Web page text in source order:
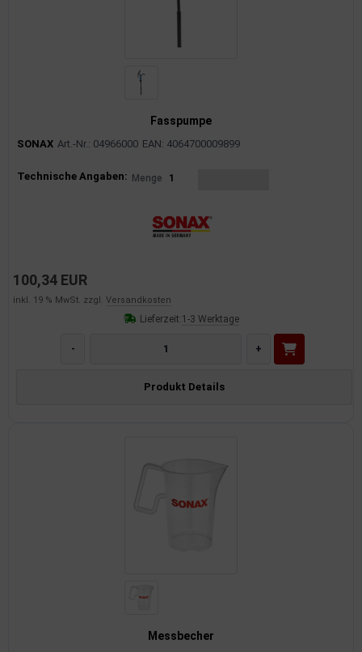
Fasspumpe
SONAX Art.-Nr.: 04966000 EAN: 4064700009899
Produktinformationen
Technische Angaben: Menge 1
100,34 EUR
inkl. 19 % MwSt. zzgl. Versandkosten
Lieferzeit:1-3 Werktage
- +
Produkt Details
Messbecher